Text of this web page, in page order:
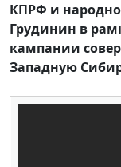
КПРФ и
Грудинин в
кампании
Западную